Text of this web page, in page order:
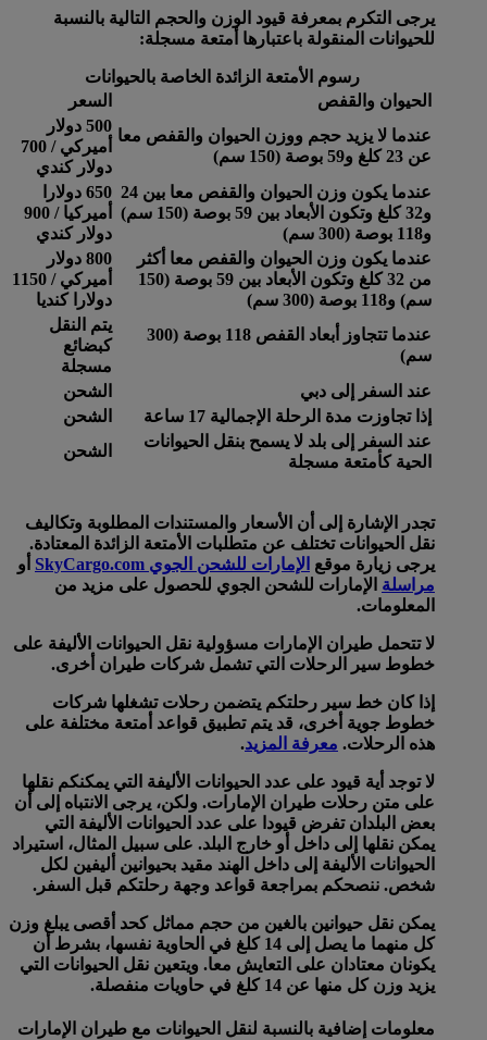
يرجى التكرم بمعرفة قيود الوزن والحجم التالية بالنسبة
للحيوانات المنقولة باعتبارها أمتعة مسجلة:
رسوم الأمتعة الزائدة الخاصة بالحيوانات
الحيوان والقفص
السعر
عندما لا يزيد حجم ووزن الحيوان والقفص معا
عن 23 كلغ و59 بوصة (150 سم)
500 دولار
أميركي / 700
دولار كندي
عندما يكون وزن الحيوان والقفص معا بين 24
و32 كلغ وتكون الأبعاد بين 59 بوصة (150 سم)
و118 بوصة (300 سم)
650 دولارا
أميركيا / 900
دولار كندي
عندما يكون وزن الحيوان والقفص معا أكثر
من 32 كلغ وتكون الأبعاد بين 59 بوصة (150
سم) و118 بوصة (300 سم)
800 دولار
أميركي / 1150
دولارا كنديا
عندما تتجاوز أبعاد القفص 118 بوصة (300
سم)
يتم النقل
كبضائع
مسجلة
عند السفر إلى دبي
الشحن
إذا تجاوزت مدة الرحلة الإجمالية 17 ساعة
الشحن
عند السفر إلى بلد لا يسمح بنقل الحيوانات
الحية كأمتعة مسجلة
الشحن
تجدر الإشارة إلى أن الأسعار والمستندات المطلوبة وتكاليف
نقل الحيوانات تختلف عن متطلبات الأمتعة الزائدة المعتادة.
يرجى زيارة موقع الإمارات للشحن الجوي SkyCargo.com
أو
مراسلة الإمارات للشحن الجوي للحصول على مزيد من
المعلومات.
لا تتحمل طيران الإمارات مسؤولية نقل الحيوانات الأليفة على
خطوط سير الرحلات التي تشمل شركات طيران أخرى.
إذا كان خط سير رحلتكم يتضمن رحلات تشغلها شركات
خطوط جوية أخرى، قد يتم تطبيق قواعد أمتعة مختلفة على
هذه الرحلات. معرفة المزيد.
لا توجد أية قيود على عدد الحيوانات الأليفة التي يمكنكم نقلها
على متن رحلات طيران الإمارات. ولكن، يرجى الانتباه إلى أن
بعض البلدان تفرض قيودا على عدد الحيوانات الأليفة التي
يمكن نقلها إلى داخل أو خارج البلد. على سبيل المثال، استيراد
الحيوانات الأليفة إلى داخل الهند مقيد بحيوانين أليفين لكل
شخص. ننصحكم بمراجعة قواعد وجهة رحلتكم قبل السفر.
يمكن نقل حيوانين بالغين من حجم مماثل كحد أقصى يبلغ وزن
كل منهما ما يصل إلى 14 كلغ في الحاوية نفسها، بشرط أن
يكونان معتادان على التعايش معا. ويتعين نقل الحيوانات التي
يزيد وزن كل منها عن 14 كلغ في حاويات منفصلة.
معلومات إضافية بالنسبة لنقل الحيوانات مع طيران الإمارات